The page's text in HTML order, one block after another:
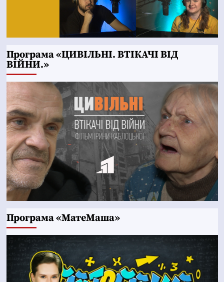
Програма «ЦИВІЛЬНІ. ВТІКАЧІ ВІД
ВІЙНИ.»
Програма «МатеМаша»